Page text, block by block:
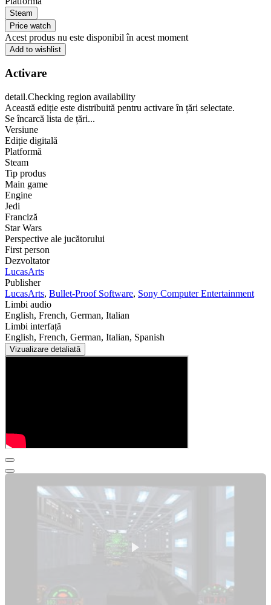
Steam
Price watch
Acest produs nu este disponibil în acest moment
Add to wishlist
Activare
detail.Checking region availability
Această ediție este distribuită pentru activare în țări selectate.
Se încarcă lista de țări...
Versiune
Ediție digitală
Platformă
Steam
Tip produs
Main game
Engine
Jedi
Franciză
Star Wars
Perspective ale jucătorului
First person
Dezvoltator
LucasArts
Publisher
LucasArts, Bullet-Proof Software, Sony Computer Entertainment
Limbi audio
English, French, German, Italian
Limbi interfață
English, French, German, Italian, Spanish
Vizualizare detaliată